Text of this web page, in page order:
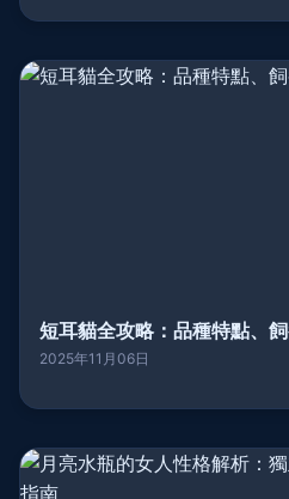
短耳貓全攻略：品種特點、
2025年11月06日